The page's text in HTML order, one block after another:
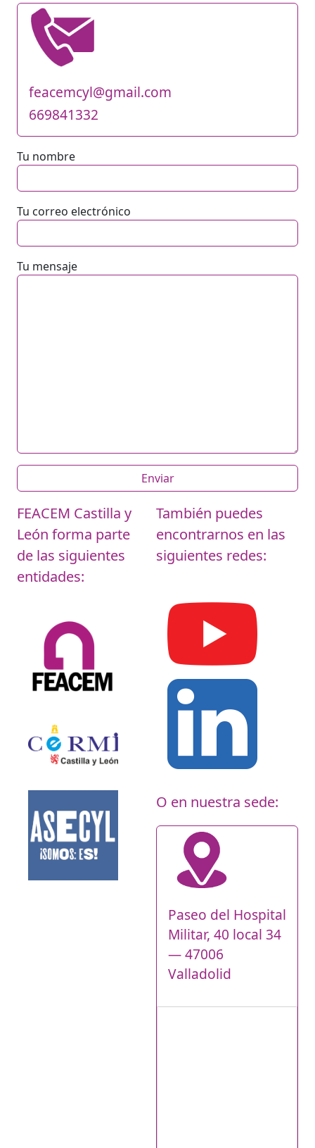
feacemcyl@gmail.com
669841332
Tu nombre
Tu correo electrónico
Tu mensaje
FEACEM Castilla y
León forma parte
de las siguientes
entidades:
También puedes
encontrarnos en las
siguientes redes:
O en nuestra sede:
Paseo del Hospital
Militar, 40 local 34
— 47006
Valladolid